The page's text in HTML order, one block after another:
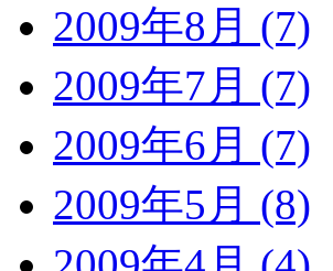
2009年8月 (7)
2009年7月 (7)
2009年6月 (7)
2009年5月 (8)